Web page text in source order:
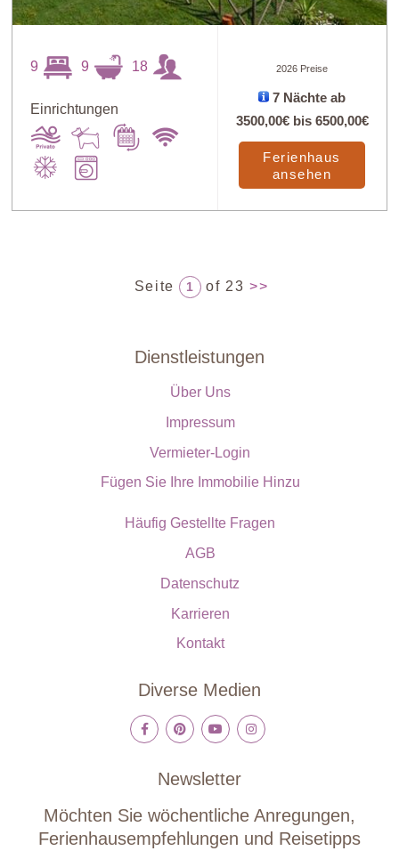
9 9 18
Einrichtungen
2026 Preise
7 Nächte ab
3500,00€bis 6500,00€
Ferienhaus
ansehen
Seite 1 of 23 >>
Dienstleistungen
Über Uns
Impressum
Vermieter-Login
Fügen Sie Ihre Immobilie Hinzu
Häufig Gestellte Fragen
AGB
Datenschutz
Karrieren
Kontakt
Diverse Medien
Newsletter
Möchten Sie wöchentliche Anregungen,
Ferienhausempfehlungen und Reisetipps